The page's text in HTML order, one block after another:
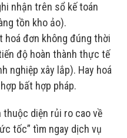
nhận trên sổ kế toán
tồn kho ảo).
hoá đơn không đúng thời
độ hoàn thành thực tế
nghiệp xây lắp). Hay hoá
bất hợp pháp.
thuộc diện rủi ro cao về
tốc” tìm ngay dịch vụ